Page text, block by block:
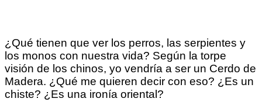
¿Qué tienen que ver los perros, las serpientes y
los monos con nuestra vida? Según la torpe
visión de los chinos, yo vendría a ser un Cerdo de
Madera. ¿Qué me quieren decir con eso? ¿Es un
chiste? ¿Es una ironía oriental?